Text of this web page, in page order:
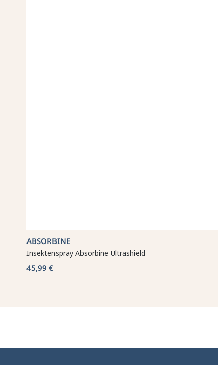
ABSORBINE
Insektenspray Absorbine Ultrashield
45,99 €